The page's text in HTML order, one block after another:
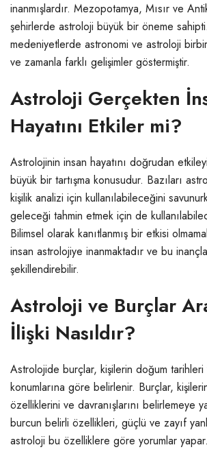
inanmışlardır. Mezopotamya, Mısır ve
şehirlerde astroloji büyük bir öneme
medeniyetlerde astronomi ve astroloji
ve zamanla farklı gelişimler göstermiştir.
Astroloji Gerçekten
Hayatını Etkiler mi?
Astrolojinin insan hayatını doğrudan
büyük bir tartışma konusudur. Bazıları
kişilik analizi için kullanılabileceğini
geleceği tahmin etmek için de
Bilimsel olarak kanıtlanmış bir etkisi
insan astrolojiye inanmaktadır ve bu
şekillendirebilir.
Astroloji ve Burçlar
İlişki Nasıldır?
Astrolojide burçlar, kişilerin doğum
konumlarına göre belirlenir. Burçlar,
özelliklerini ve davranışlarını belirlemeye
burcun belirli özellikleri, güçlü ve zayıf
astroloji bu özelliklere göre yorumlar yapar.